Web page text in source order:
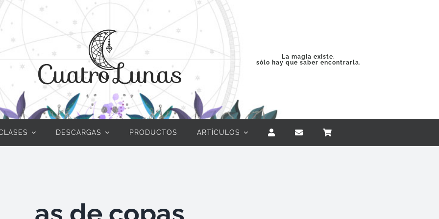
La magia existe,
sólo hay que saber encontrarla.
DESCARGAS PRODUCTOS ARTÍCULOS